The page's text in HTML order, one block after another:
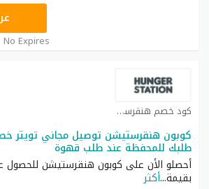
No Expires
كود خصم هنقرستيشن كوبون
طلبك للمحفظة عند طلب قهوة
أحصلو الأن على كوبون هنقرستيشن
بقيمة...أكثر